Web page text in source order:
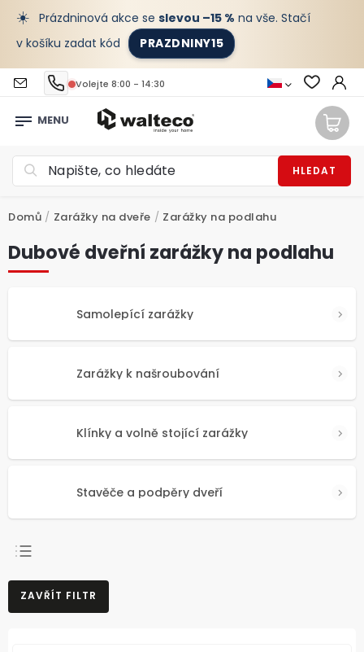
☀️ Prázdninová akce se slevou –15 % na vše. Stačí
v košíku zadat kód
PRAZDNINY15
Volejte 8:00 - 14:30
HLEDAT
Domů / Zarážky na dveře / Zarážky na podlahu
Dubové dveřní zarážky na podlahu
Samolepící zarážky
Zarážky k našroubování
Klínky a volně stojící zarážky
Stavěče a podpěry dveří
NEJPRODÁVANĚJŠÍ
NEJLEVNĚJŠÍ
ZAVŘÍT FILTR